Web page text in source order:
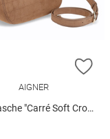
HINZUFÜGEN
AIGNER
"Carré Soft Croco"